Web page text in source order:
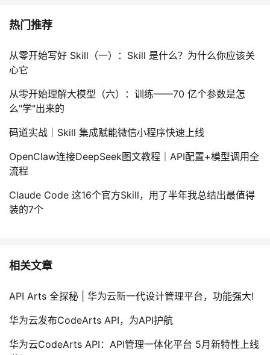
热门推荐
从零开始写好 Skill（一）：Skill 是什么？为什么你应该关
心它
从零开始理解大模型（六）：训练——70 亿个参数是怎
么"学"出来的
码道实战｜Skill 集成赋能微信小程序快速上线
OpenClaw连接DeepSeek图文教程｜API配置+模型调用全
流程
Claude Code 这16个官方Skill，用了半年我总结出最值得
装的7个
相关文章
API Arts 全探秘 | 华为云新一代设计管理平台，功能强大!
华为云发布CodeArts API，为API护航
华为云CodeArts API：API管理一体化平台 5月新特性上线